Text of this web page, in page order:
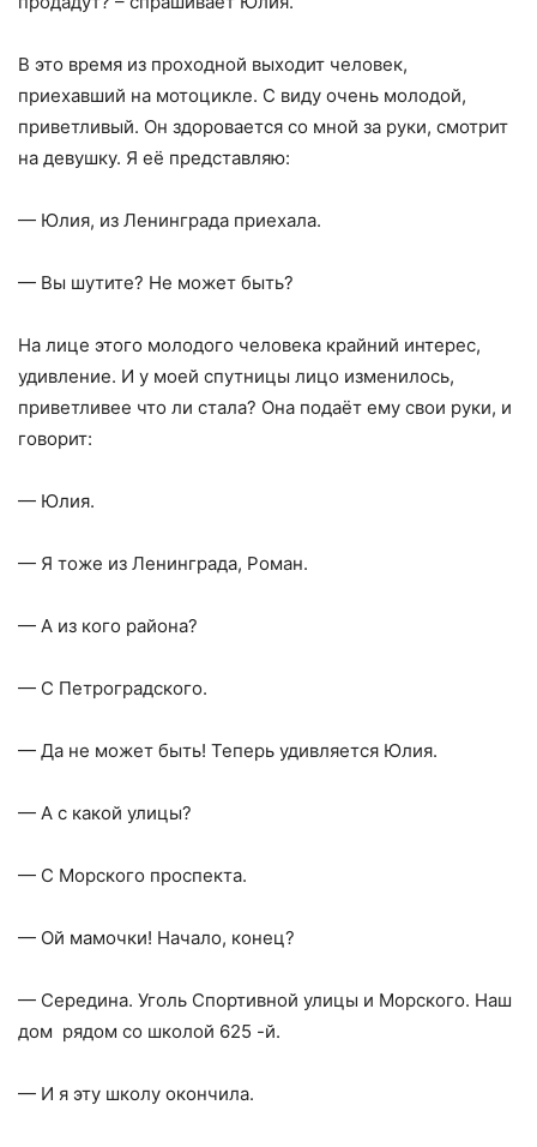
В это время из проходной выходит человек,
приехавший на мотоцикле. С виду очень молодой,
приветливый. Он здоровается со мной за руки, смотрит
на девушку. Я её представляю:
— Юлия, из Ленинграда приехала.
— Вы шутите? Не может быть?
На лице этого молодого человека крайний интерес,
удивление. И у моей спутницы лицо изменилось,
приветливее что ли стала? Она подаёт ему свои руки, и
говорит:
— Юлия.
— Я тоже из Ленинграда, Роман.
— А из кого района?
— С Петроградского.
— Да не может быть! Теперь удивляется Юлия.
— А с какой улицы?
— С Морского проспекта.
— Ой мамочки! Начало, конец?
— Середина. Уголь Спортивной улицы и Морского. Наш
дом рядом со школой 625 -й.
— И я эту школу окончила.